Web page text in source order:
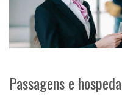
Passagens e